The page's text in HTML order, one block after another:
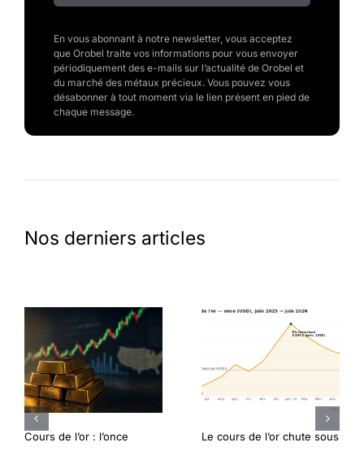
En vous abonnant à notre newsletter, vous acceptez
que Orobel traite vos informations pour vous envoyer
périodiquement des e-mails sur l’actualité de Orobel et
du marché des métaux précieux. Vous pouvez vous
désabonner à tout moment via le lien présent en pied de
chaque message.
Nos derniers articles
Cours de l’or : l’once
Le cours de l’or chute sous